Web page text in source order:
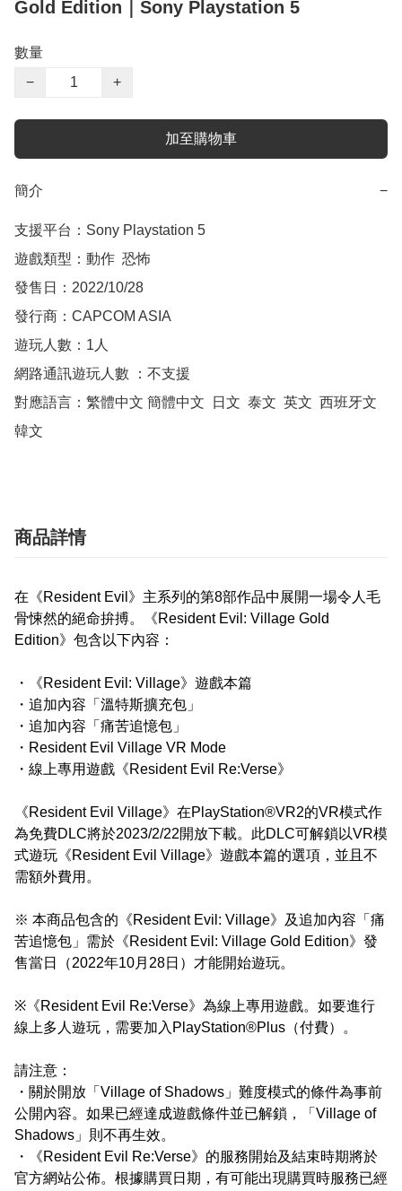
Gold Edition｜Sony Playstation 5
數量
−
+
加至購物車
簡介 −
支援平台：Sony Playstation 5
遊戲類型：動作  恐怖
發售日：2022/10/28
發行商：CAPCOM ASIA
遊玩人數：1人
網路通訊遊玩人數 ：不支援
對應語言：繁體中文 簡體中文  日文  泰文  英文  西班牙文
韓文
商品詳情
在《Resident Evil》主系列的第8部作品中展開一場令人毛
骨悚然的絕命拚搏。《Resident Evil: Village Gold
Edition》包含以下內容：
・《Resident Evil: Village》遊戲本篇
・追加內容「溫特斯擴充包」
・追加內容「痛苦追憶包」
・Resident Evil Village VR Mode
・線上專用遊戲《Resident Evil Re:Verse》
《Resident Evil Village》在PlayStation®VR2的VR模式作
為免費DLC將於2023/2/22開放下載。此DLC可解鎖以VR模
式遊玩《Resident Evil Village》遊戲本篇的選項，並且不
需額外費用。
※ 本商品包含的《Resident Evil: Village》及追加內容「痛
苦追憶包」需於《Resident Evil: Village Gold Edition》發
售當日（2022年10月28日）才能開始遊玩。
※《Resident Evil Re:Verse》為線上專用遊戲。如要進行
線上多人遊玩，需要加入PlayStation®Plus（付費）。
請注意：
・關於開放「Village of Shadows」難度模式的條件為事前
公開內容。如果已經達成遊戲條件並已解鎖，「Village of
Shadows」則不再生效。
・《Resident Evil Re:Verse》的服務開始及結束時期將於
官方網站公佈。根據購買日期，有可能出現購買時服務已經